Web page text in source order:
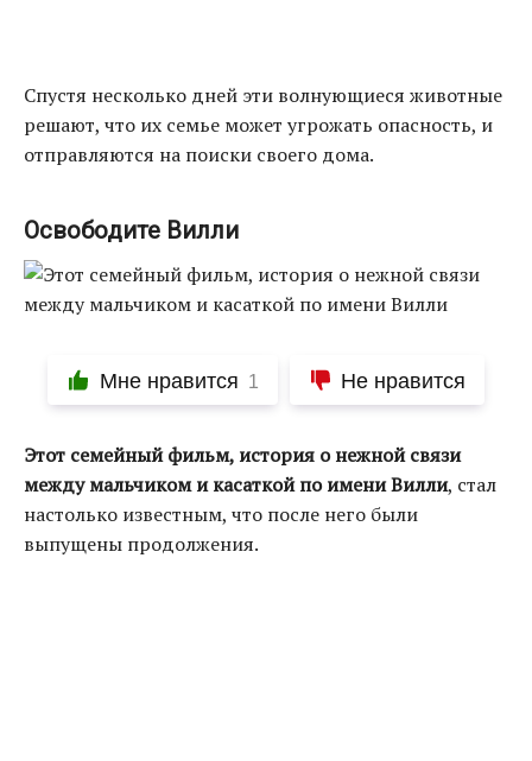
Спустя несколько дней эти волнующиеся животные
решают, что их семье может угрожать опасность, и
отправляются на поиски своего дома.
Освободите Вилли
Мне нравится 1 Не нравится
Этот семейный фильм, история о нежной связи
между мальчиком и касаткой по имени Вилли, стал
настолько известным, что после него были
выпущены продолжения.